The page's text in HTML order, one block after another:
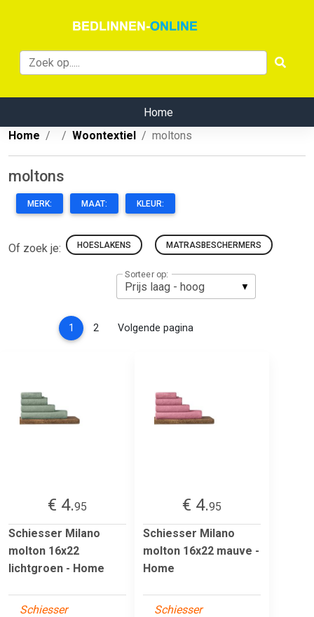
Home
Home
Woontextiel moltons
moltons
MERK: MAAT: KLEUR:
Of zoek je: HOESLAKENS MATRASBESCHERMERS
Sorteer op:
1 (current)
2 Volgende pagina
€ 4.95
Schiesser Milano
molton 16x22
lichtgroen - Home
Schiesser
€ 4.95
Schiesser Milano
molton 16x22 mauve -
Home
Schiesser